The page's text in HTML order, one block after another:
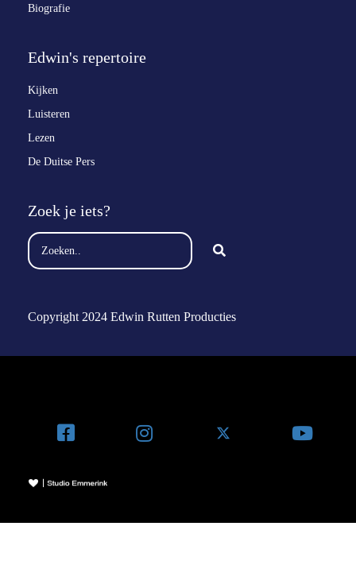
Biografie
Edwin's repertoire
Kijken
Luisteren
Lezen
De Duitse Pers
Zoek je iets?
Copyright 2024 Edwin Rutten Producties